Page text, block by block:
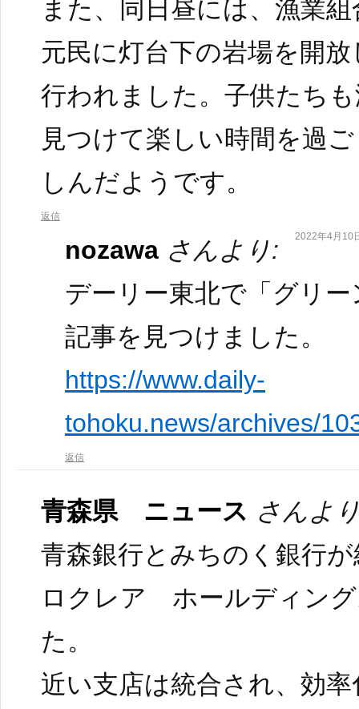
また、同日昼には、漁業
元民に灯台下の岩場を開
行われました。子供たち
見つけて楽しい時間を過
しんだようです。
返信
nozawa さんより: 2022年4月10
デーリー東北で「グリ
記事を見つけました。
https://www.daily-
tohoku.news/archives/
返信
青森県 ニュース さんよ
青森銀行とみちのく銀行
ロクレア ホールディン
た。
近い支店は統合され、効